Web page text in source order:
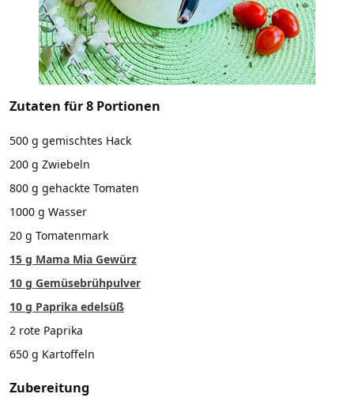
Zutaten für 8 Portionen
500 g gemischtes Hack
200 g Zwiebeln
800 g gehackte Tomaten
1000 g Wasser
20 g Tomatenmark
15 g Mama Mia Gewürz
10 g Gemüsebrühpulver
10 g Paprika edelsüß
2 rote Paprika
650 g Kartoffeln
Zubereitung